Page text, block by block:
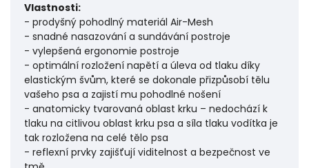
Vlastnosti:
- prodyšný pohodlný materiál Air-Mesh
- snadné nasazování a sundávání postroje
- vylepšená ergonomie postroje
- optimální rozložení napětí a úleva od tlaku díky
elastickým švům, které se dokonale přizpůsobí tělu
vašeho psa a zajistí mu pohodlné nošení
- anatomicky tvarovaná oblast krku – nedochází k
tlaku na citlivou oblast krku psa a síla tlaku vodítka je
tak rozložena na celé tělo psa
- reflexní prvky zajišťují viditelnost a bezpečnost ve